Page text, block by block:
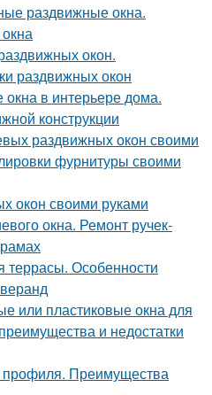
раздвижные окна.
окон.
раздвижных окон
в интерьере дома.
конструкции
раздвижных окон своими
фурнитуры своими
окон своими руками
окна. Ремонт ручек-
Особенности
или пластиковые окна для
и недостатки
Преимущества